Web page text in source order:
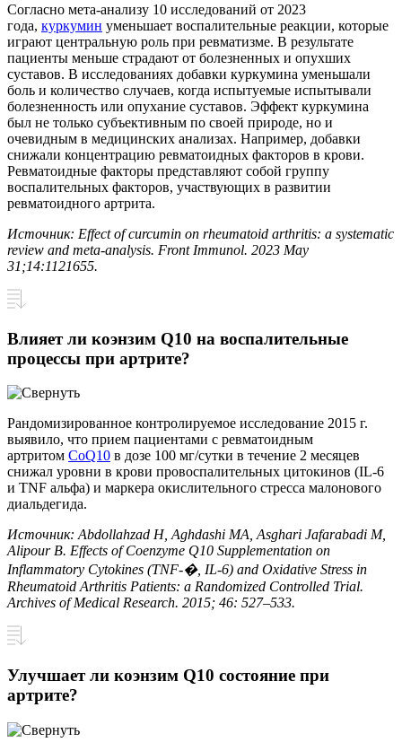
Согласно мета-анализу 10 исследований от 2023
года, куркумин уменьшает воспалительные реакции, которые
играют центральную роль при ревматизме. В результате
пациенты меньше страдают от болезненных и опухших
суставов. В исследованиях добавки куркумина уменьшали
боль и количество случаев, когда испытуемые испытывали
болезненность или опухание суставов. Эффект куркумина
был не только субъективным по своей природе, но и
очевидным в медицинских анализах. Например, добавки
снижали концентрацию ревматоидных факторов в крови.
Ревматоидные факторы представляют собой группу
воспалительных факторов, участвующих в развитии
ревматоидного артрита.
Источник: Effect of curcumin on rheumatoid arthritis: a systematic
review and meta-analysis. Front Immunol. 2023 May
31;14:1121655.
Влияет ли коэнзим Q10 на воспалительные
процессы при артрите?
Рандомизированное контролируемое исследование 2015 г.
выявило, что прием пациентами с ревматоидным
артритом CoQ10 в дозе 100 мг/сутки в течение 2 месяцев
снижал уровни в крови провоспалительных цитокинов (IL-6
и TNF альфа) и маркера окислительного стресса малонового
диальдегида.
Источник: Abdollahzad H, Aghdashi MA, Asghari Jafarabadi M,
Alipour B. Effects of Coenzyme Q10 Supplementation on
Inflammatory Cytokines (TNF-�, IL-6) and Oxidative Stress in
Rheumatoid Arthritis Patients: a Randomized Controlled Trial.
Archives of Medical Research. 2015; 46: 527–533.
Улучшает ли коэнзим Q10 состояние при
артрите?